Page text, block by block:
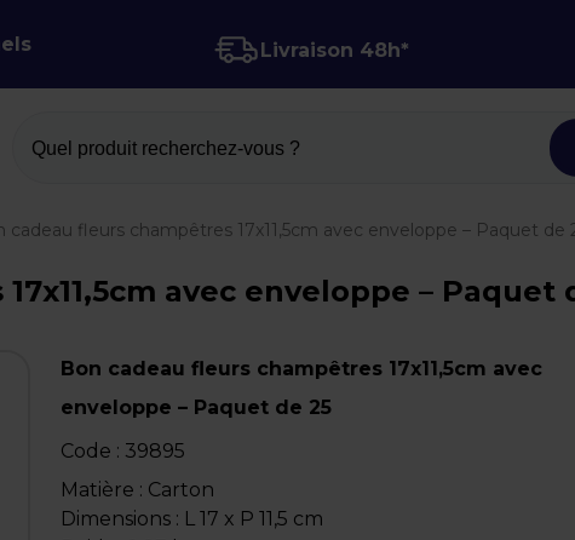
Livraison 48h*
Quel produit recherchez-vous ?
cadeau fleurs champêtres 17x11,5cm avec enveloppe – Paquet de
avec enveloppe – Paquet
Bon cadeau fleurs champêtres 17x11,5cm avec
enveloppe – Paquet de 25
Code : 39895
Matière : Carton
Dimensions : L 17 x P 11,5 cm